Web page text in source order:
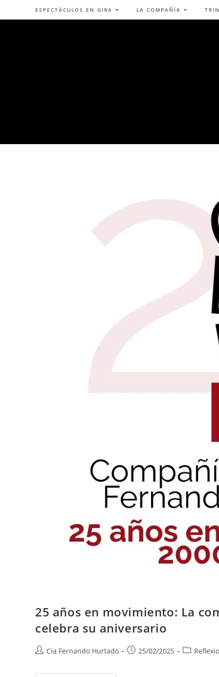
ESPECTÁCULOS EN GIRA LA COMPAÑÍA
25 años en movimiento: La
celebra su aniversario
Cia Fernando Hurtado 25/02/2025